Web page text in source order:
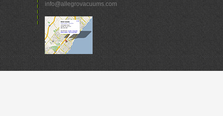
info@allegrovacuums.com